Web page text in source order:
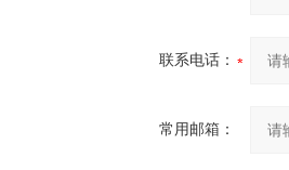
联系电话：
常用邮箱：